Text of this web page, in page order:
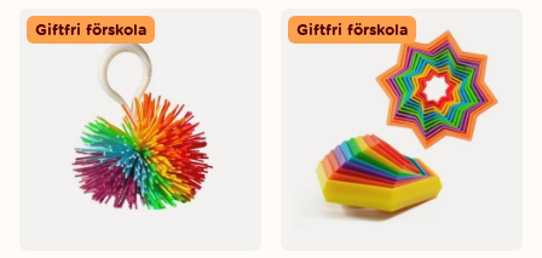
Giftfri förskola Giftfri förskola